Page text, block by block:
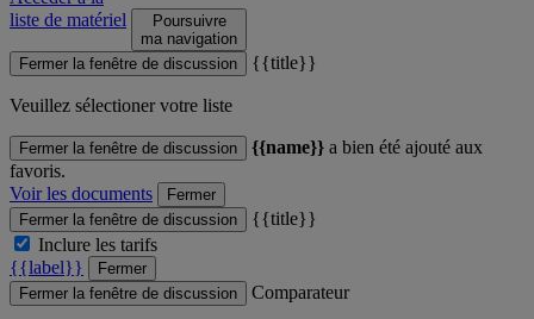
liste de matériel
Poursuivre
ma navigation
Fermer la fenêtre de discussion
{{title}}
Veuillez sélectioner votre liste
Fermer la fenêtre de discussion {{name}} a bien été ajouté aux
favoris.
Voir les documents
Fermer
Fermer la fenêtre de discussion
{{title}}
Inclure les tarifs
{{label}}
Fermer
Fermer la fenêtre de discussion
Comparateur